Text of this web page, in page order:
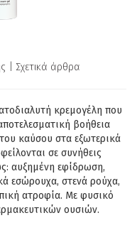
Σχετικά άρθρα
κρεμογέλη που
βοήθεια
καύσου στα εξωτερικά
σε συνήθεις
αυξημένη εφίδρωση,
εσώρουχα, στενά ρούχα,
ατροφία. Με φυσικό
ουσιών.